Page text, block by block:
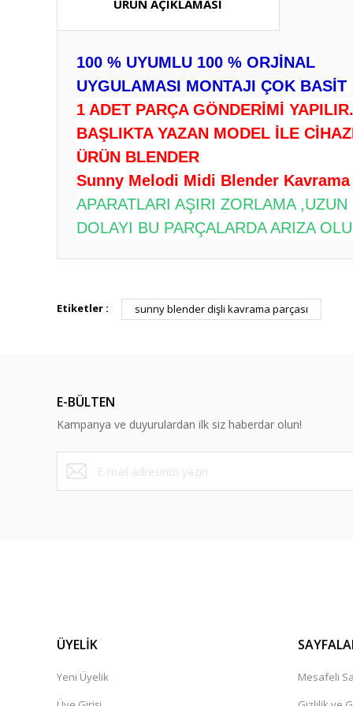
ÜRÜN AÇIKLAMASI
100 % UYUMLU 100 % ORJİNAL
UYGULAMASI MONTAJI ÇOK BASİT
1 ADET PARÇA GÖNDERİMİ YAPILIR.
BAŞLIKTA YAZAN MODEL İLE
ÜRÜN BLENDER
Sunny Melodi Midi Blender
APARATLARI AŞIRI ZORLAMA
DOLAYI BU PARÇALARDA ARIZA
Görüş ve önerileriniz için teşekkür ederiz.
Ürün fiyatı diğer sitelerden daha pahalı.
Bu ürüne benzer farklı alternatifler olmalı.
Etiketler : sunny blender dişli kavrama parçası
E-BÜLTEN
Kampanya ve duyurulardan ilk siz haberdar olun!
ÜYELİK
Yeni Üyelik
Mesafeli